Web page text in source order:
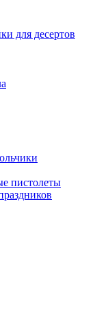
для десертов
пистолеты